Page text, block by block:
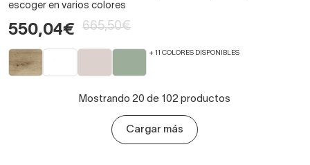
escoger en varios colores
550,04€ 665,50€
+ 11 COLORES DISPONIBLES
Mostrando 20 de 102 productos
Cargar más